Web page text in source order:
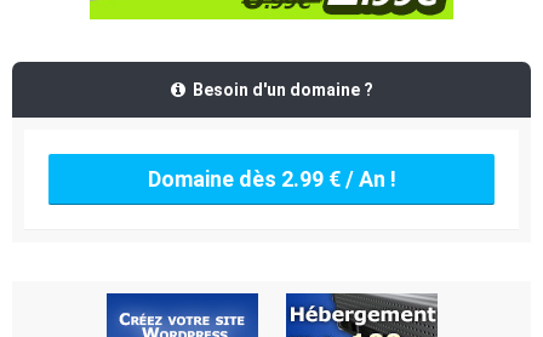
Besoin d'un domaine ?
Domaine dès 2.99 € / An !